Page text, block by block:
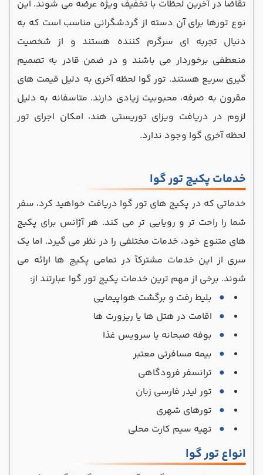
تقاضا در آخرین لحظات با تخفیف ویژه عرضه می‌ شوند. این
نوع تورها برای آن دسته از گردشگرانی مناسب است که به
دنبال تجربه ‌ای سرگرم‌ کننده هستند و از شخصیت
منعطفی برخوردار می باشند و در ضمن قادر به تصمیم
‌گیری سریع هستند. تور گوا لحظه‌ آخری به دلیل قیمت‌ های
مقرون ‌به ‌صرفه، محبوبیت زیادی دارند. متاسفانه به دلیل
لزوم در دریافت ویزای توریستی هند، امکان اجرای تور
لحظه آخری گوا وجود ندارد.
خدمات پکیج تور گوا
خدماتی که در پکیج های تور گوا دریافت خواهید کرد، سفر
شما را راحت تر و رویایی تر می کند. هر آژانس برای پکیج
های متنوع خود، خدمات مختلفی را در نظر می گیرد. اما یک
سری از این خدمات مشترکاً در تمامی پکیج ها ارائه می
شوند. برخی از مهم ترین خدمات پکیج تور گوا عبارتند از:
بلیط رفت و برگشت هواپیمایی
اقامت در هتل‌ ها یا ریزورت‌ ها
بوفه صبحانه یا سرویس غذا
بیمه مسافرتی معتبر
ترانسفر فرودگاهی
تور لیدر فارسی زبان
تورهای شهری
تهیه سیم کارت محلی
انواع تور گوا